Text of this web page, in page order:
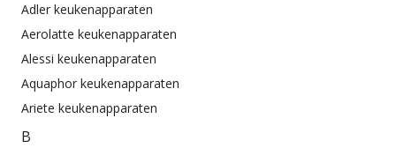
Adler keukenapparaten
Aerolatte keukenapparaten
Alessi keukenapparaten
Aquaphor keukenapparaten
Ariete keukenapparaten
B